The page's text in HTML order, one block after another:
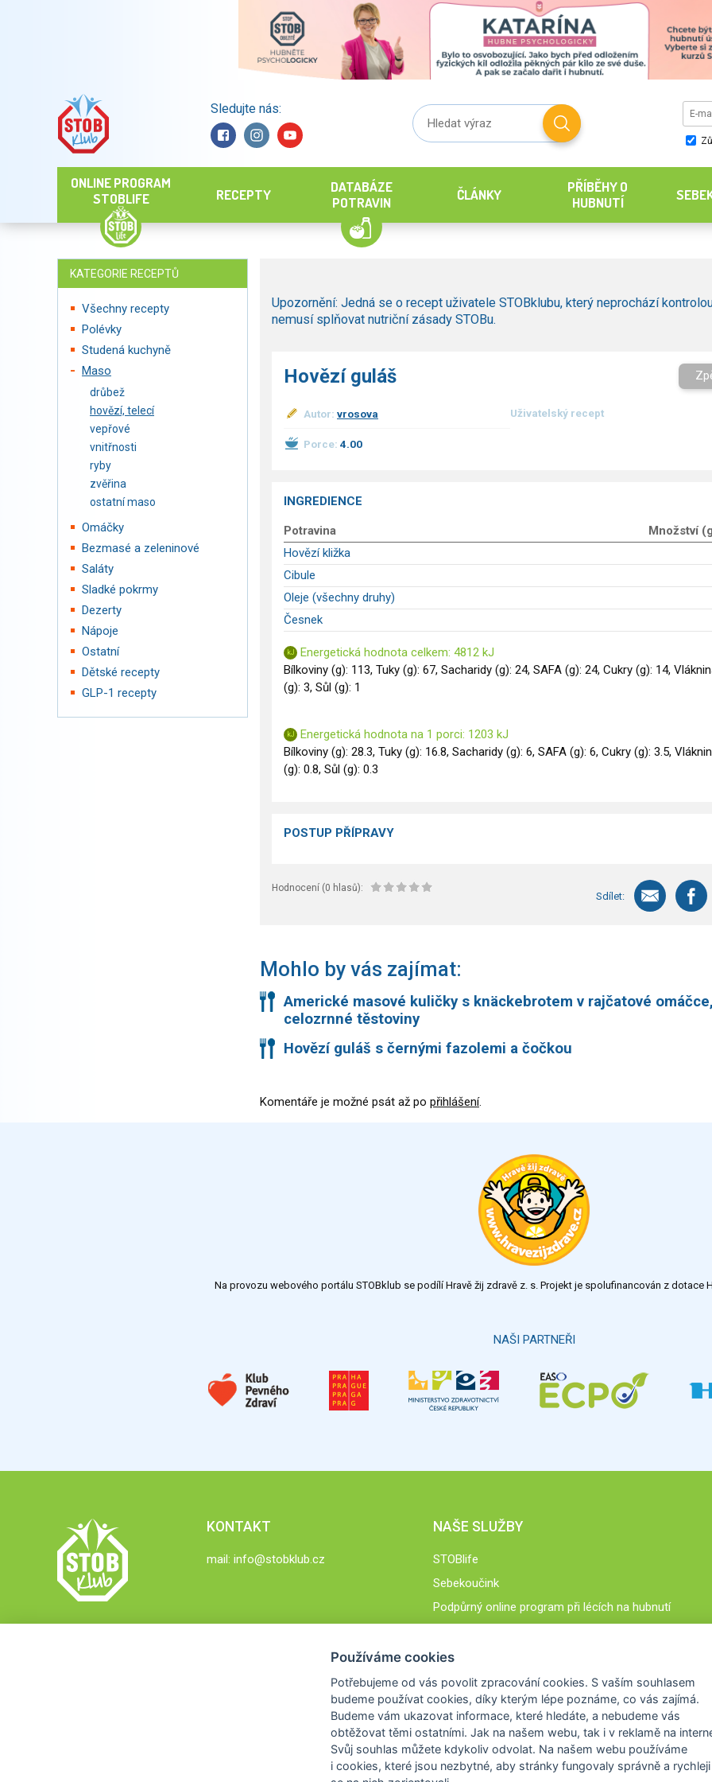
Sledujte nás:
ONLINE PROGRAM
STOBLIFE
RECEPTY
DATABÁZE
POTRAVIN
ČLÁNKY
PŘÍBĚHY O
HUBNUTÍ
KATEGORIE RECEPTŮ
Všechny recepty
Polévky
Studená kuchyně
Maso
drůbež
hovězí, telecí
vepřové
vnitřnosti
ryby
zvěřina
ostatní maso
Omáčky
Bezmasé a zeleninové
Saláty
Sladké pokrmy
Dezerty
Nápoje
Ostatní
Dětské recepty
GLP-1 recepty
Upozornění: Jedná se o recept uživatele STOBklubu, který neprochází
nemusí splňovat nutriční zásady STOBu.
Hovězí guláš
Autor: vrosova Uživatelský recept
Porce: 4.00
INGREDIENCE
Potravina
Množství
Hovězí kližka
Cibule
Oleje (všechny druhy)
Česnek
Energetická hodnota celkem: 4812 kJ
Bílkoviny (g): 113, Tuky (g): 67, Sacharidy (g): 24, SAFA (g): 24, Cukry (g): 14,
(g): 3, Sůl (g): 1
Energetická hodnota na 1 porci: 1203 kJ
Bílkoviny (g): 28.3, Tuky (g): 16.8, Sacharidy (g): 6, SAFA (g): 6, Cukry (g): 3.5,
(g): 0.8, Sůl (g): 0.3
POSTUP PŘÍPRAVY
Hodnocení (0 hlasů):
Sdílet:
Mohlo by vás zajímat:
Americké masové kuličky s knäckebrotem v rajčatové
celozrnné těstoviny
Hovězí guláš s černými fazolemi a čočkou
Komentáře je možné psát až po přihlášení.
Na provozu webového portálu STOBklub se podílí Hravě žij zdravě z. s. Projekt je spolufinancován z dotace
NAŠI PARTNEŘI
KONTAKT
mail: info@stobklub.cz
NAŠE SLUŽBY
STOBlife
Sebekoučink
Podpůrný online program při lécích na hubnutí
Používáme cookies
Potřebujeme od vás povolit zpracování cookies. S vaším souhlasem
budeme používat cookies, díky kterým lépe poznáme, co vás zajímá.
Budeme vám ukazovat informace, které hledáte, a nebudeme vás
obtěžovat těmi ostatními. Jak na našem webu, tak i v reklamě na
Svůj souhlas můžete kdykoliv odvolat. Na našem webu používáme
i cookies, které jsou nezbytné, aby stránky fungovaly správně a